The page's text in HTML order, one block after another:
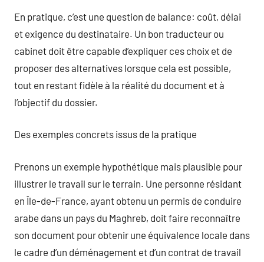
En pratique, c’est une question de balance: coût, délai
et exigence du destinataire. Un bon traducteur ou
cabinet doit être capable d’expliquer ces choix et de
proposer des alternatives lorsque cela est possible,
tout en restant fidèle à la réalité du document et à
l’objectif du dossier.
Des exemples concrets issus de la pratique
Prenons un exemple hypothétique mais plausible pour
illustrer le travail sur le terrain. Une personne résidant
en Île-de-France, ayant obtenu un permis de conduire
arabe dans un pays du Maghreb, doit faire reconnaître
son document pour obtenir une équivalence locale dans
le cadre d’un déménagement et d’un contrat de travail